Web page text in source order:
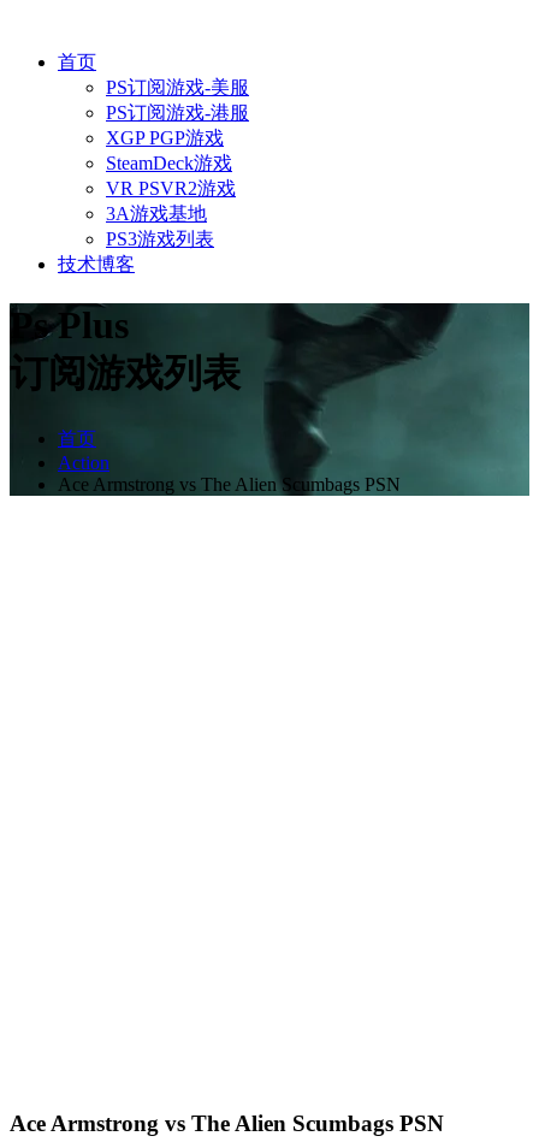
首页
PS订阅游戏-美服
PS订阅游戏-港服
XGP PGP游戏
SteamDeck游戏
VR PSVR2游戏
3A游戏基地
PS3游戏列表
技术博客
Ps Plus
订阅游戏列表
首页
Action
Ace Armstrong vs The Alien Scumbags PSN
Ace Armstrong vs The Alien Scumbags PSN